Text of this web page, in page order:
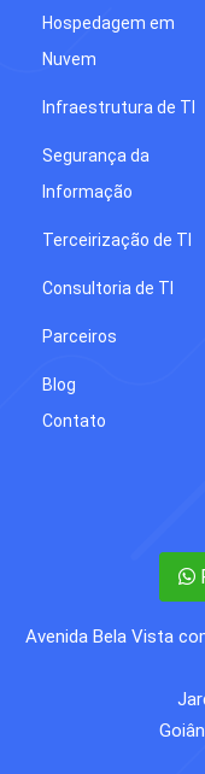
Hospedagem em
Nuvem
Infraestrutura de TI
Segurança da
Informação
Terceirização de TI
Consultoria de TI
Parceiros
Blog
Contato
Avenida Bela Vista